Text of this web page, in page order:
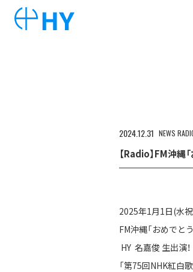
20241231 NEWS
【Radio】FM沖縄
2025年1月1日(水
FM沖縄「おめでと
HY 名嘉俊 生出演！
「第75回NHK紅白